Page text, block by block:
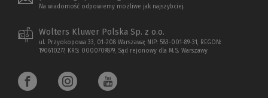
Na wiadomość odpowiemy możliwe jak najszybciej.
Wolters Kluwer Polska Sp. z o.o.
ul. Przyokopowa 33, 01-208 Warszawa; NIP: 583-001-89-31, REGON:
190610277, KRS: 0000709879, Sąd rejonowy dla M.S. Warszawy